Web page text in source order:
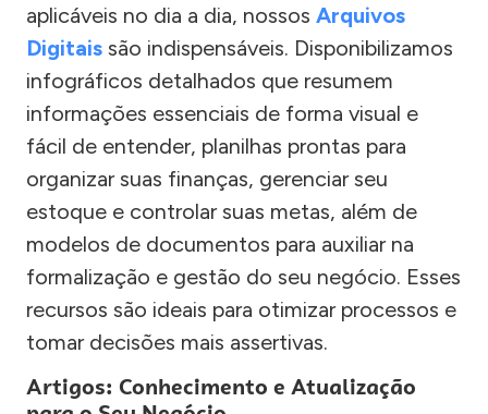
aplicáveis no dia a dia, nossos Arquivos
Digitais são indispensáveis. Disponibilizamos
infográficos detalhados que resumem
informações essenciais de forma visual e
fácil de entender, planilhas prontas para
organizar suas finanças, gerenciar seu
estoque e controlar suas metas, além de
modelos de documentos para auxiliar na
formalização e gestão do seu negócio. Esses
recursos são ideais para otimizar processos e
tomar decisões mais assertivas.
Artigos: Conhecimento e Atualização